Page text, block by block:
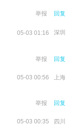
举报 回复
05-03 01:16 深圳
举报 回复
05-03 00:56 上海
举报 回复
05-03 00:35 四川